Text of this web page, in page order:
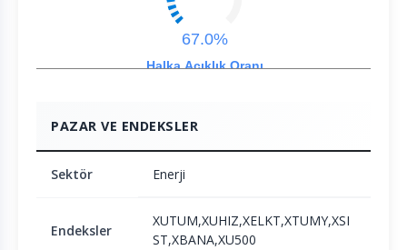
Halka Açıklık Oranı
67.0%
PAZAR VE ENDEKSLER
Sektör Enerji
Endeksler
XUTUM,XUHIZ,XELKT,XTUMY,XSI
ST,XBANA,XU500